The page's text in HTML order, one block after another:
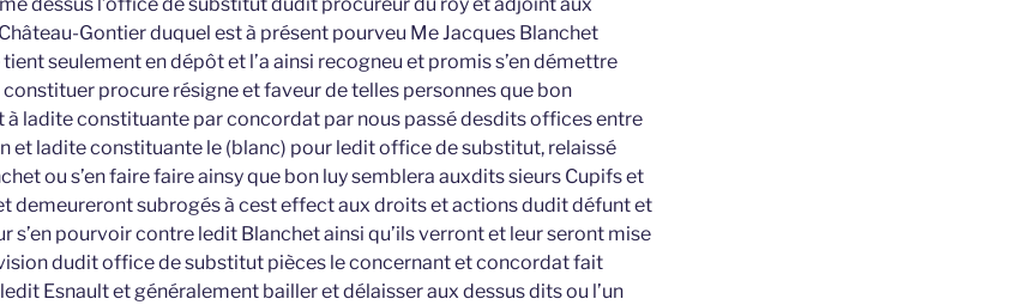
Gontier duquel est à présent pourveu Me Jacques Blanchet
seulement en dépôt et l’a ainsi recogneu et promis s’en démettre
procure résigne et faveur de telles personnes que bon
ladite constituante par concordat par nous passé desdits offices entre
et ladite constituante le (blanc) pour ledit office de substitut, relaissé
ou s’en faire faire ainsy que bon luy semblera auxdits sieurs Cupifs et
demeureront subrogés à cest effect aux droits et actions dudit défunt et
s’en pourvoir contre ledit Blanchet ainsi qu’ils verront et leur seront mise
dudit office de substitut pièces le concernant et concordat fait
Esnault et généralement bailler et délaisser aux dessus dits ou l’un